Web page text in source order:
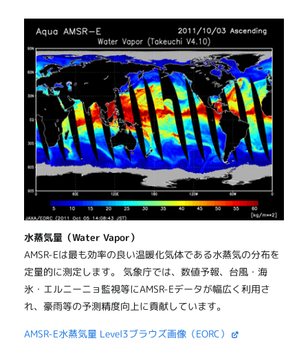
水蒸気量（Water Vapor）
AMSR-Eは最も効率の良い温暖化気体である水蒸気の分布を
定量的に測定します。 気象庁では、数値予報、台風・海
氷・エルニーニョ監視等にAMSR-Eデータが幅広く利用さ
れ、豪雨等の予測精度向上に貢献しています。
AMSR-E水蒸気量 Level3ブラウズ画像（EORC）